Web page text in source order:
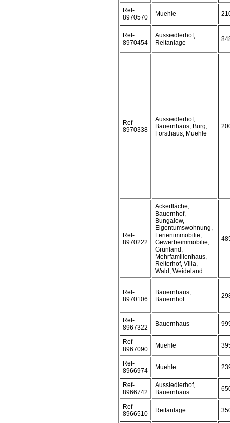
Ref-
8970570
Muehle
Ref-
8970454
Aussiedlerhof,
Reitanlage
Ref-
8970338
Aussiedlerhof,
Bauernhaus, Burg,
Forsthaus, Muehle
Ref-
8970222
Ackerfläche,
Bauernhof,
Bungalow,
Eigentumswohnung,
Ferienimmobilie,
Gewerbeimmobilie,
Grünland,
Mehrfamilienhaus,
Reiterhof, Villa,
Wald, Weideland
Ref-
8970106
Bauernhaus,
Bauernhof
Ref-
8967322
Bauernhaus
Ref-
8967090
Muehle
Ref-
8966974
Muehle
Ref-
8966742
Aussiedlerhof,
Bauernhaus
Ref-
8966510
Reitanlage